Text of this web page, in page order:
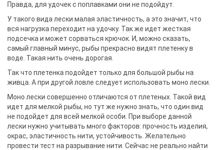
Правда, для удочек с поплавками они не подойдут.
У такого вида лески малая эластичность, а это значит, что
вся нагрузка переходит на удочку. Так же идет жесткая
подсечка и может сорваться крючок. И, можно сказать,
самый главный минус, рыбы прекрасно видят плетенку в
воде. Такая нить очень дорогая.
Так что плетенка подойдет только для большой рыбы на
живца. А при другой ловле следует использовать моно лески.
Моно лески совершенно отличаются от плетеных. Такой вид
идет для мелкой рыбы, но тут же нужно знать, что один вид
не подойдет для всей мелкой особи. При выборе данной
лески нужно учитывать много факторов: прочность изделия,
окрас, эластичность нити, устойчивость. Желательно
провести тест на разрывание нити. Сейчас не реально найти